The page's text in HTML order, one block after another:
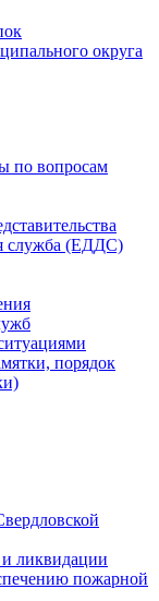
округа
по вопросам
служба (ЕДДС)
порядок
ликвидации
пожарной